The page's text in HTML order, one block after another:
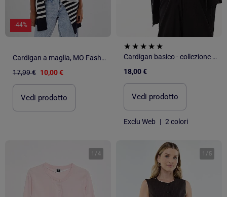
-44%
Cardigan a maglia, MO Fashion
17,99 € 10,00 €
Vedi prodotto
Cardigan basico - collezione facile da indossare
18,00 €
Vedi prodotto
Exclu Web | 2 colori
1 /4 1 / 5